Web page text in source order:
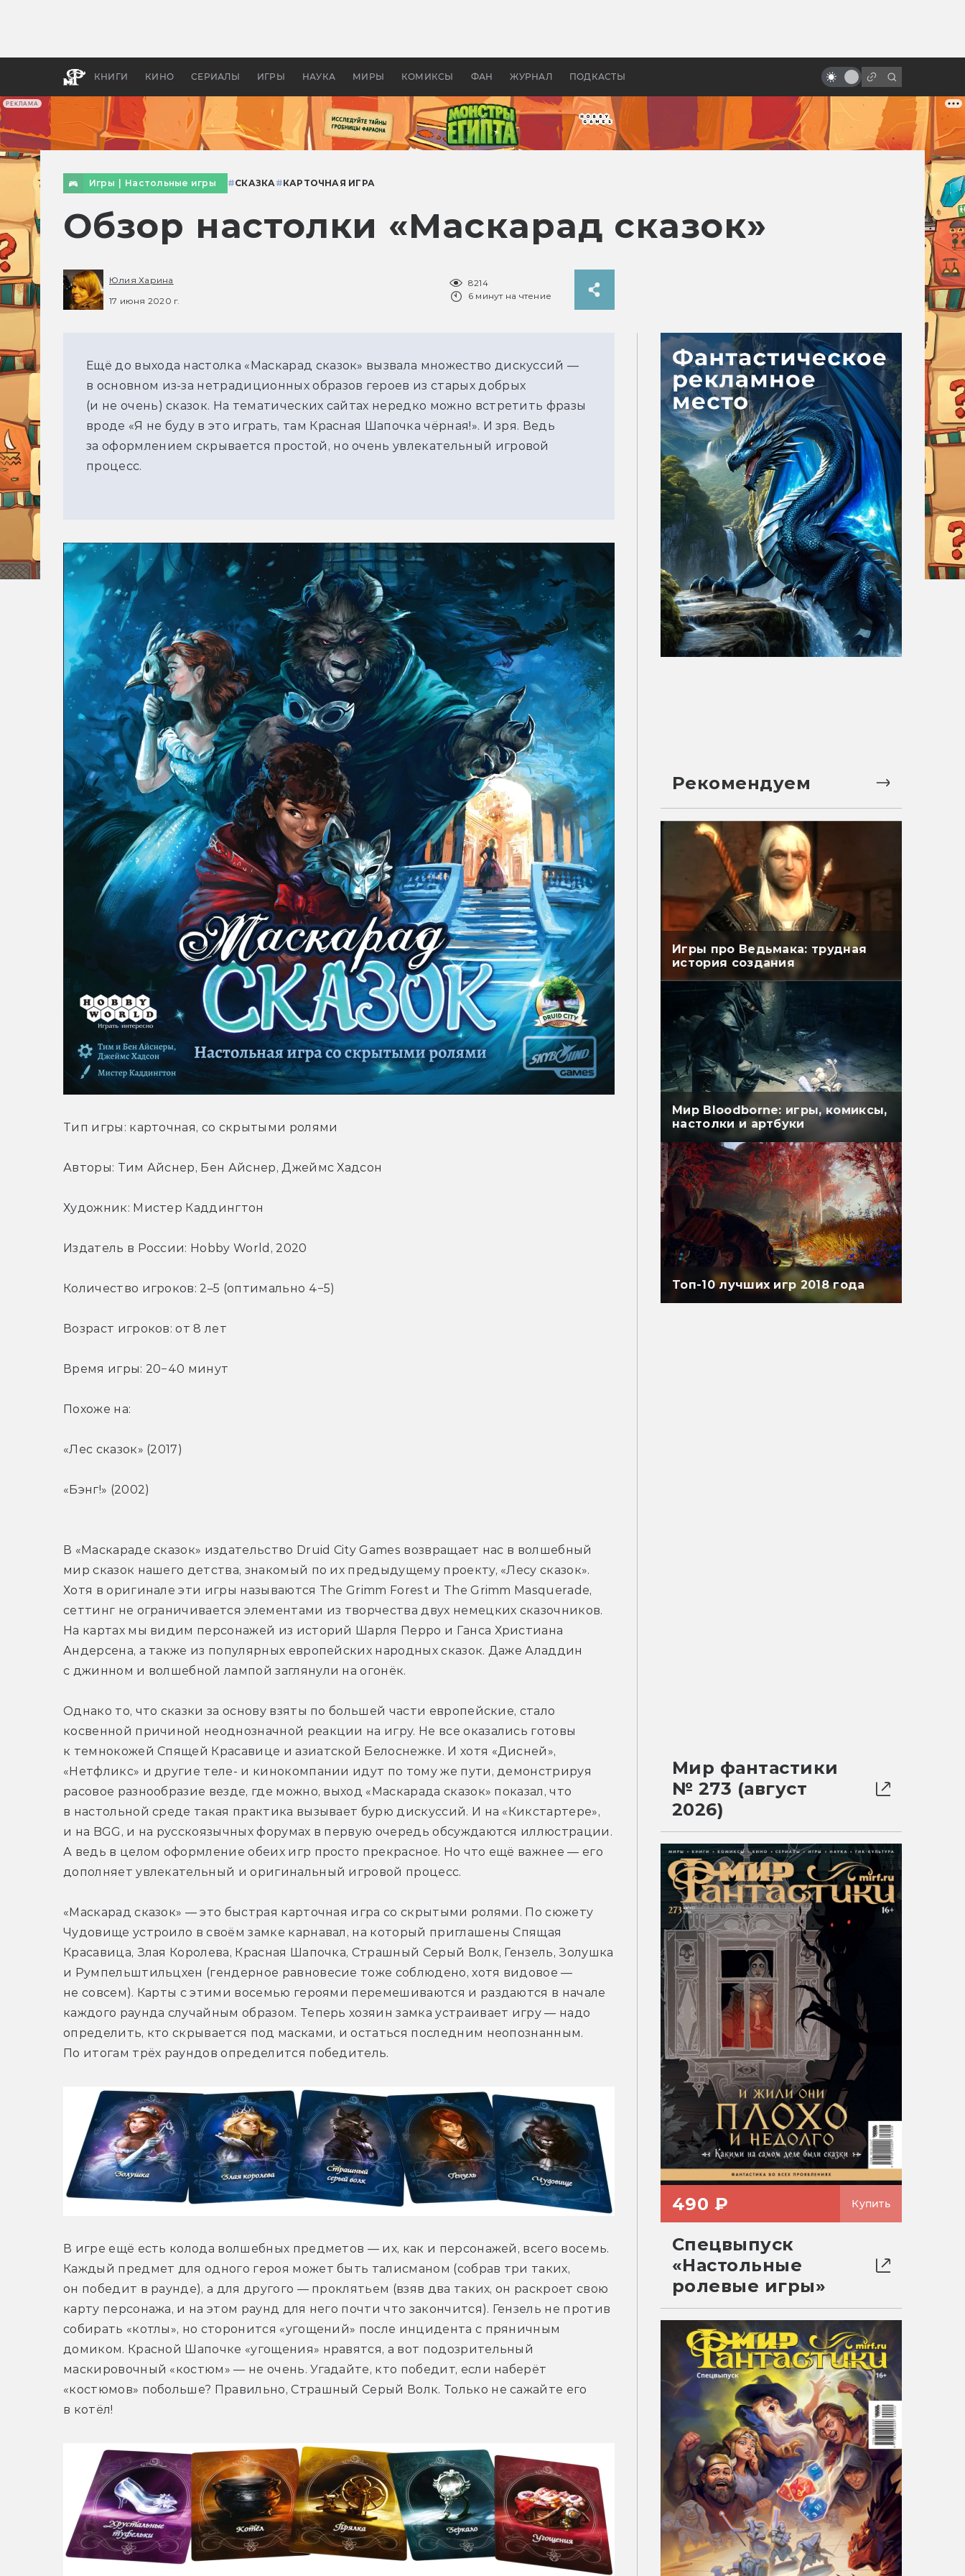
РЕКЛАМА
КНИГИ КИНО СЕРИАЛЫ ИГРЫ НАУКА МИРЫ КОМИКСЫ ФАН ЖУРНАЛ ПОДКАСТЫ
бы «Властелина колец»
Древней Грецией
Заблуждения: Космос в кино
Игры Настольные игры #СКАЗКА#КАРТОЧНАЯ ИГРА
Обзор настолки «Маскарад сказок»
Юлия Харина
17 июня 2020 г.
8214
6 минут на чтение
Ещё до выхода настолка «Маскарад сказок» вызвала множество дискуссий —
в основном из-за нетрадиционных образов героев из старых добрых
(и не очень) сказок. На тематических сайтах нередко можно встретить фразы
вроде «Я не буду в это играть, там Красная Шапочка чёрная!». И зря. Ведь
за оформлением скрывается простой, но очень увлекательный игровой
процесс.
Тип игры: карточная, со скрытыми ролями
Авторы: Тим Айснер, Бен Айснер, Джеймс Хадсон
Художник: Мистер Каддингтон
Издатель в России: Hobby World, 2020
Количество игроков: 2–5 (оптимально 4−5)
Возраст игроков: от 8 лет
Время игры: 20−40 минут
Похоже на:
«Лес сказок» (2017)
«Бэнг!» (2002)
В «Маскараде сказок» издательство Druid City Games возвращает нас в волшебный
мир сказок нашего детства, знакомый по их предыдущему проекту, «Лесу сказок».
Хотя в оригинале эти игры называются The Grimm Forest и The Grimm Masquerade,
сеттинг не ограничивается элементами из творчества двух немецких сказочников.
На картах мы видим персонажей из историй Шарля Перро и Ганса Христиана
Андерсена, а также из популярных европейских народных сказок. Даже Аладдин
с джинном и волшебной лампой заглянули на огонёк.
Однако то, что сказки за основу взяты по большей части европейские, стало
косвенной причиной неоднозначной реакции на игру. Не все оказались готовы
к темнокожей Спящей Красавице и азиатской Белоснежке. И хотя «Дисней»,
«Нетфликс» и другие теле- и кинокомпании идут по тому же пути, демонстрируя
расовое разнообразие везде, где можно, выход «Маскарада сказок» показал, что
в настольной среде такая практика вызывает бурю дискуссий. И на «Кикстартере»,
и на BGG, и на русскоязычных форумах в первую очередь обсуждаются иллюстрации.
А ведь в целом оформление обеих игр просто прекрасное. Но что ещё важнее — его
дополняет увлекательный и оригинальный игровой процесс.
«Маскарад сказок» — это быстрая карточная игра со скрытыми ролями. По сюжету
Чудовище устроило в своём замке карнавал, на который приглашены Спящая
Красавица, Злая Королева, Красная Шапочка, Страшный Серый Волк, Гензель, Золушка
и Румпельштильцхен (гендерное равновесие тоже соблюдено, хотя видовое —
не совсем). Карты с этими восемью героями перемешиваются и раздаются в начале
каждого раунда случайным образом. Теперь хозяин замка устраивает игру — надо
определить, кто скрывается под масками, и остаться последним неопознанным.
По итогам трёх раундов определится победитель.
В игре ещё есть колода волшебных предметов — их, как и персонажей, всего восемь.
Каждый предмет для одного героя может быть талисманом (собрав три таких,
он победит в раунде), а для другого — проклятьем (взяв два таких, он раскроет свою
карту персонажа, и на этом раунд для него почти что закончится). Гензель не против
собирать «котлы», но сторонится «угощений» после инцидента с пряничным
домиком. Красной Шапочке «угощения» нравятся, а вот подозрительный
маскировочный «костюм» — не очень. Угадайте, кто победит, если наберёт
«костюмов» побольше? Правильно, Страшный Серый Волк. Только не сажайте его
в котёл!
Рекомендуем
Игры про Ведьмака: трудная
история создания
Мир Bloodborne: игры, комиксы,
настолки и артбуки
Топ-10 лучших игр 2018 года
Мир фантастики
№ 273 (август
2026)
490 ₽ Купить
Спецвыпуск
«Настольные
ролевые игры»